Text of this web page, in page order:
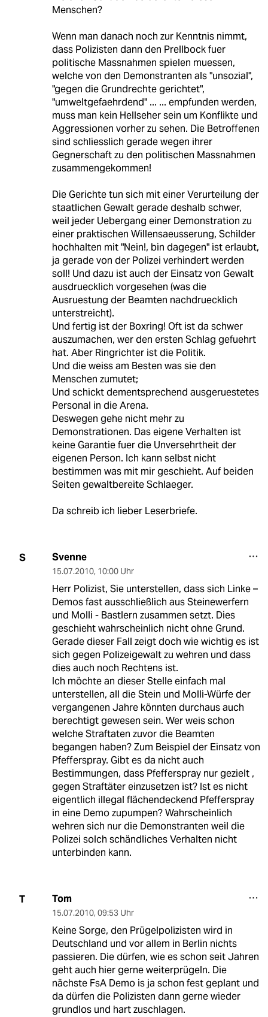
Menschen?
Wenn man danach noch zur Kenntnis nimmt,
dass Polizisten dann den Prellbock fuer
politische Massnahmen spielen muessen,
welche von den Demonstranten als "unsozial",
"gegen die Grundrechte gerichtet",
"umweltgefaehrdend" ... ... empfunden werden,
muss man kein Hellseher sein um Konflikte und
Aggressionen vorher zu sehen. Die Betroffenen
sind schliesslich gerade wegen ihrer
Gegnerschaft zu den politischen Massnahmen
zusammengekommen!
Die Gerichte tun sich mit einer Verurteilung der
staatlichen Gewalt gerade deshalb schwer,
weil jeder Uebergang einer Demonstration zu
einer praktischen Willensaeusserung, Schilder
hochhalten mit "Nein!, bin dagegen" ist erlaubt,
ja gerade von der Polizei verhindert werden
soll! Und dazu ist auch der Einsatz von Gewalt
ausdruecklich vorgesehen (was die
Ausruestung der Beamten nachdruecklich
unterstreicht).
Und fertig ist der Boxring! Oft ist da schwer
auszumachen, wer den ersten Schlag gefuehrt
hat. Aber Ringrichter ist die Politik.
Und die weiss am Besten was sie den
Menschen zumutet;
Und schickt dementsprechend ausgeruestetes
Personal in die Arena.
Deswegen gehe nicht mehr zu
Demonstrationen. Das eigene Verhalten ist
keine Garantie fuer die Unversehrtheit der
eigenen Person. Ich kann selbst nicht
bestimmen was mit mir geschieht. Auf beiden
Seiten gewaltbereite Schlaeger.
Da schreib ich lieber Leserbriefe.
S Svenne
15.07.2010, 10:00 Uhr
Herr Polizist, Sie unterstellen, dass sich Linke –
Demos fast ausschließlich aus Steinewerfern
und Molli - Bastlern zusammen setzt. Dies
geschieht wahrscheinlich nicht ohne Grund.
Gerade dieser Fall zeigt doch wie wichtig es ist
sich gegen Polizeigewalt zu wehren und dass
dies auch noch Rechtens ist.
Ich möchte an dieser Stelle einfach mal
unterstellen, all die Stein und Molli-Würfe der
vergangenen Jahre könnten durchaus auch
berechtigt gewesen sein. Wer weis schon
welche Straftaten zuvor die Beamten
begangen haben? Zum Beispiel der Einsatz von
Pfefferspray. Gibt es da nicht auch
Bestimmungen, dass Pfefferspray nur gezielt ,
gegen Straftäter einzusetzen ist? Ist es nicht
eigentlich illegal flächendeckend Pfefferspray
in eine Demo zupumpen? Wahrscheinlich
wehren sich nur die Demonstranten weil die
Polizei solch schändliches Verhalten nicht
unterbinden kann.
T Tom
15.07.2010, 09:53 Uhr
Keine Sorge, den Prügelpolizisten wird in
Deutschland und vor allem in Berlin nichts
passieren. Die dürfen, wie es schon seit Jahren
geht auch hier gerne weiterprügeln. Die
nächste FsA Demo is ja schon fest geplant und
da dürfen die Polizisten dann gerne wieder
grundlos und hart zuschlagen.